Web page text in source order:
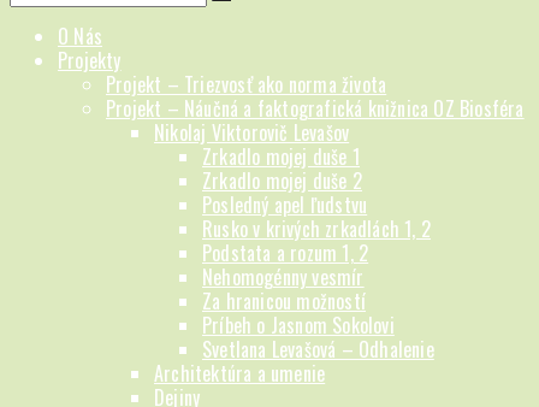
for:
O Nás
Projekty
Projekt – Triezvosť ako norma života
Projekt – Náučná a faktografická knižnica OZ Biosféra
Nikolaj Viktorovič Levašov
Zrkadlo mojej duše 1
Zrkadlo mojej duše 2
Posledný apel ľudstvu
Rusko v krivých zrkadlách 1, 2
Podstata a rozum 1, 2
Nehomogénny vesmír
Za hranicou možností
Príbeh o Jasnom Sokolovi
Svetlana Levašová – Odhalenie
Architektúra a umenie
Dejiny